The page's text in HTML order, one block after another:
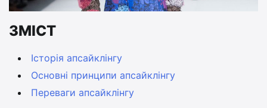
ЗМІСТ
Історія апсайклінгу
Основні принципи апсайклінгу
Переваги апсайклінгу